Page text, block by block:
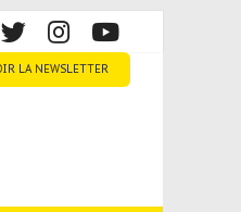
LA NEWSLETTER